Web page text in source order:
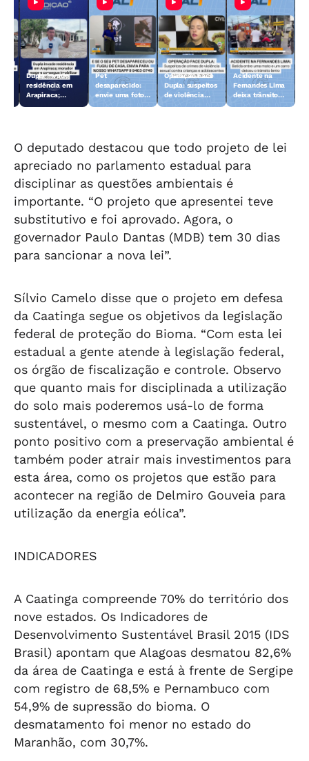
Dupla invade
residência em
Arapiraca;
Pet
desaparecido:
envie uma foto
Operação Face
Dupla: suspeitos
de violência
Acidente na
Fernandes Lima
deixa trânsito
O deputado destacou que todo projeto de lei
apreciado no parlamento estadual para
disciplinar as questões ambientais é
importante. “O projeto que apresentei teve
substitutivo e foi aprovado. Agora, o
governador Paulo Dantas (MDB) tem 30 dias
para sancionar a nova lei”.
Sílvio Camelo disse que o projeto em defesa
da Caatinga segue os objetivos da legislação
federal de proteção do Bioma. “Com esta lei
estadual a gente atende à legislação federal,
os órgão de fiscalização e controle. Observo
que quanto mais for disciplinada a utilização
do solo mais poderemos usá-lo de forma
sustentável, o mesmo com a Caatinga. Outro
ponto positivo com a preservação ambiental é
também poder atrair mais investimentos para
esta área, como os projetos que estão para
acontecer na região de Delmiro Gouveia para
utilização da energia eólica”.
INDICADORES
A Caatinga compreende 70% do território dos
nove estados. Os Indicadores de
Desenvolvimento Sustentável Brasil 2015 (IDS
Brasil) apontam que Alagoas desmatou 82,6%
da área de Caatinga e está à frente de Sergipe
com registro de 68,5% e Pernambuco com
54,9% de supressão do bioma. O
desmatamento foi menor no estado do
Maranhão, com 30,7%.